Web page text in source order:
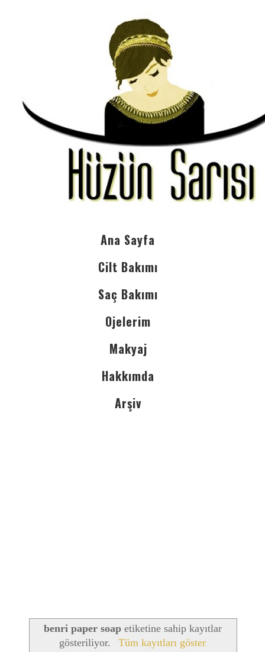
Ana Sayfa
Cilt Bakımı
Saç Bakımı
Ojelerim
Makyaj
Hakkımda
Arşiv
benri paper soapetiketine sahip kayıtlar
gösteriliyor.
Tüm kayıtları göster